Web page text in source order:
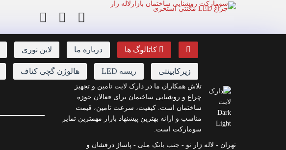
کاتالوگ ها درباره ما لاین نوری
زیرکابینتی ریسه LED هالوژن گچی کناف
تلاش همکاران ما در دارک لایت تامین و تجهیز
چراغ و روشنایی ساختمان برای فعالان حوزه
ساختمان است. کیفیت، سرعت تامین، قیمت
مناسب و ارائه بهترین پیشنهاد بازار مهمترین تمایز
سومارکت است.
تهران - لاله زار نو - جنب بانک ملی - پاساژ درفشان و